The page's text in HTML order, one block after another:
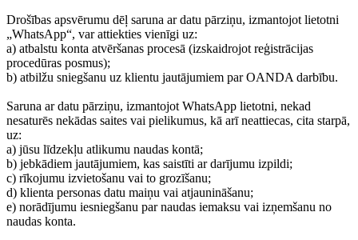
Drošības apsvērumu dēļ saruna ar datu pārziņu, izmantojot lietotni
„WhatsApp“, var attiekties vienīgi uz:
a) atbalstu konta atvēršanas procesā (izskaidrojot reģistrācijas
procedūras posmus);
b) atbilžu sniegšanu uz klientu jautājumiem par OANDA darbību.
Saruna ar datu pārziņu, izmantojot WhatsApp lietotni, nekad
nesaturēs nekādas saites vai pielikumus, kā arī neattiecas, cita starpā,
uz:
a) jūsu līdzekļu atlikumu naudas kontā;
b) jebkādiem jautājumiem, kas saistīti ar darījumu izpildi;
c) rīkojumu izvietošanu vai to grozīšanu;
d) klienta personas datu maiņu vai atjaunināšanu;
e) norādījumu iesniegšanu par naudas iemaksu vai izņemšanu no
naudas konta.